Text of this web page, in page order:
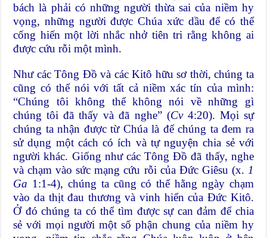
bách là phải có những người thừa sai của niềm hy
vọng, những người được Chúa xức dầu để có thể
cống hiến một lời nhắc nhở tiên tri rằng không ai
được cứu rỗi một mình.
Như các Tông Đồ và các Kitô hữu sơ thời, chúng ta
cũng có thể nói với tất cả niềm xác tín của mình:
“Chúng tôi không thể không nói về những gì
chúng tôi đã thấy và đã nghe” (Cv 4:20). Mọi sự
chúng ta nhận được từ Chúa là để chúng ta đem ra
sử dụng một cách có ích và tự nguyện chia sẻ với
người khác. Giống như các Tông Đồ đã thấy, nghe
và chạm vào sức mạng cứu rỗi của Đức Giêsu (x. 1
Ga 1:1-4), chúng ta cũng có thể hằng ngày chạm
vào da thịt đau thương và vinh hiển của Đức Kitô.
Ở đó chúng ta có thể tìm được sự can đảm để chia
sẻ với mọi người một số phận chung của niềm hy